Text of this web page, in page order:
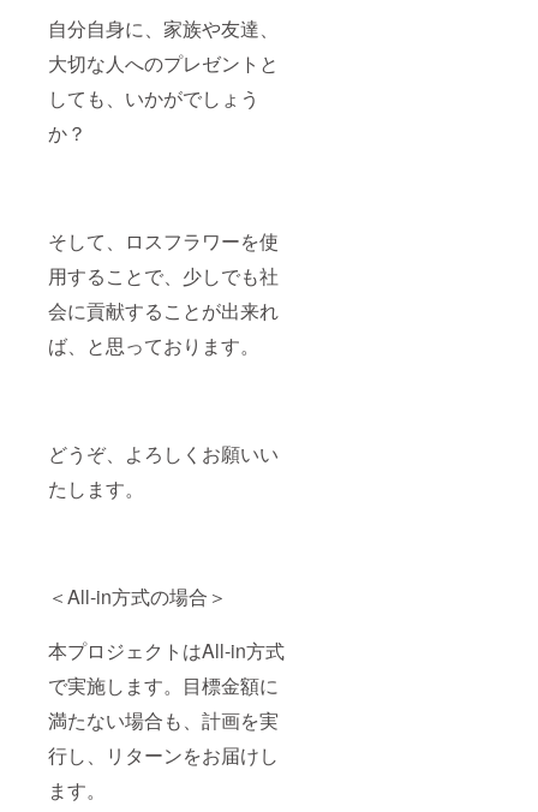
自分自身に、家族や友達、
大切な人へのプレゼントと
しても、いかがでしょう
か？
そして、ロスフラワーを使
用することで、少しでも社
会に貢献することが出来れ
ば、と思っております。
どうぞ、よろしくお願いい
たします。
＜All-in方式の場合＞
本プロジェクトはAll-in方式
で実施します。目標金額に
満たない場合も、計画を実
行し、リターンをお届けし
ます。